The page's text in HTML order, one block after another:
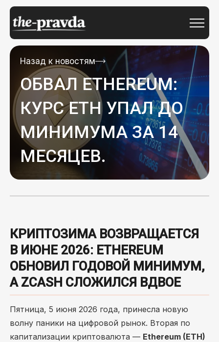
Назад к новостям
ОБВАЛ ETHEREUM:
КУРС ETH УПАЛ ДО
МИНИМУМА ЗА 14
МЕСЯЦЕВ.
КРИПТОЗИМА ВОЗВРАЩАЕТСЯ
В ИЮНЕ 2026: ETHEREUM
ОБНОВИЛ ГОДОВОЙ МИНИМУМ,
А ZCASH СЛОЖИЛСЯ ВДВОЕ
Пятница, 5 июня 2026 года, принесла новую
волну паники на цифровой рынок. Вторая по
капитализации криптовалюта — Ethereum (ETH)